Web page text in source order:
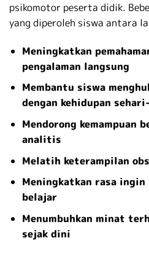
psikomotor peserta didik.
yang diperoleh siswa antara
Meningkatkan
pengalaman langsung
Membantu siswa
dengan kehidupan
Mendorong kemampuan
analitis
Melatih keterampilan
Meningkatkan rasa
belajar
Menumbuhkan minat
sejak dini